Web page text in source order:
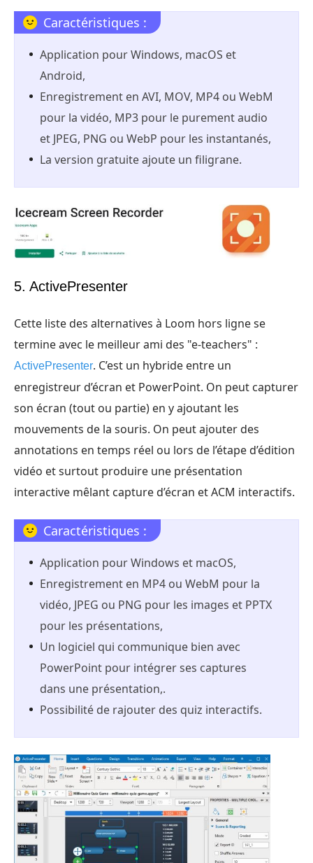
Caractéristiques :
Application pour Windows, macOS et
Android,
Enregistrement en AVI, MOV, MP4 ou WebM
pour la vidéo, MP3 pour le purement audio
et JPEG, PNG ou WebP pour les instantanés,
La version gratuite ajoute un filigrane.
5. ActivePresenter
Cette liste des alternatives à Loom hors ligne se
termine avec le meilleur ami des "e-teachers" :
ActivePresenter. C’est un hybride entre un
enregistreur d’écran et PowerPoint. On peut capturer
son écran (tout ou partie) en y ajoutant les
mouvements de la souris. On peut ajouter des
annotations en temps réel ou lors de l’étape d’édition
vidéo et surtout produire une présentation
interactive mêlant capture d’écran et ACM interactifs.
Caractéristiques :
Application pour Windows et macOS,
Enregistrement en MP4 ou WebM pour la
vidéo, JPEG ou PNG pour les images et PPTX
pour les présentations,
Un logiciel qui communique bien avec
PowerPoint pour intégrer ses captures
dans une présentation,.
Possibilité de rajouter des quiz interactifs.